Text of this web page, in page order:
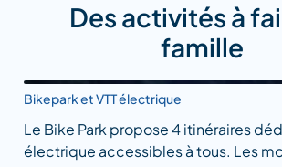
Des activités à
famille
Bikepark et VTT électrique
Le Bike Park propose 4 itinéraires
électrique accessibles à tous. Les